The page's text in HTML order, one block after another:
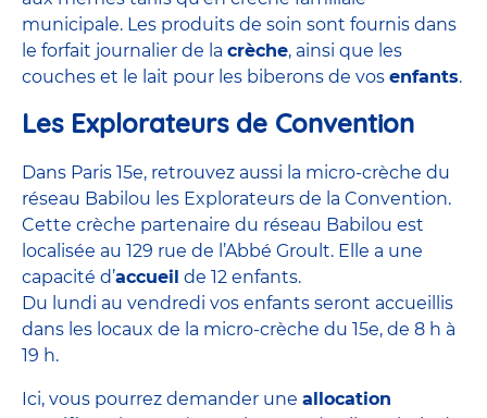
municipale. Les produits de soin sont fournis dans
le forfait journalier de la crèche, ainsi que les
couches et le lait pour les biberons de vos enfants.
Les Explorateurs de Convention
Dans Paris 15e, retrouvez aussi la micro-crèche du
réseau Babilou les Explorateurs de la Convention.
Cette crèche partenaire du réseau Babilou est
localisée au 129 rue de l’Abbé Groult. Elle a une
capacité d’accueil de 12 enfants.
Du lundi au vendredi vos enfants seront accueillis
dans les locaux de la micro-crèche du 15e, de 8 h à
19 h.
Ici, vous pourrez demander une allocation